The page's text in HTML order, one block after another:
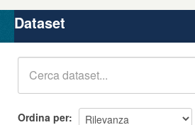
Organizzazioni
Gruppi
Dataset
Ordina per